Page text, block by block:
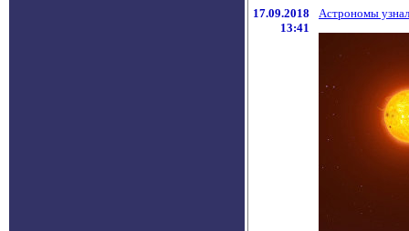
17.09.2018
13:41
Астрономы